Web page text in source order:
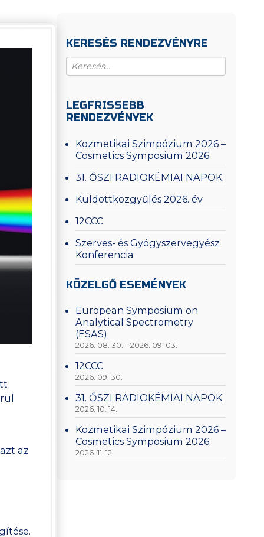
az
KERESÉS RENDEZVÉNYRE
LEGFRISSEBB
RENDEZVÉNYEK
Kozmetikai Szimpózium 2026 –
Cosmetics Symposium 2026
31. ŐSZI RADIOKÉMIAI NAPOK
Küldöttközgyűlés 2026. év
12CCC
Szerves- és Gyógyszervegyész
Konferencia
KÖZELGŐ ESEMÉNYEK
European Symposium on
Analytical Spectrometry
(ESAS)
2026. 08. 30. – 2026. 09. 03.
12CCC
2026. 09. 30.
31. ŐSZI RADIOKÉMIAI NAPOK
2026. 10. 14.
Kozmetikai Szimpózium 2026 –
Cosmetics Symposium 2026
2026. 11. 12.